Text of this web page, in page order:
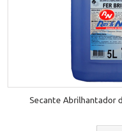
Secante Abrilhantador